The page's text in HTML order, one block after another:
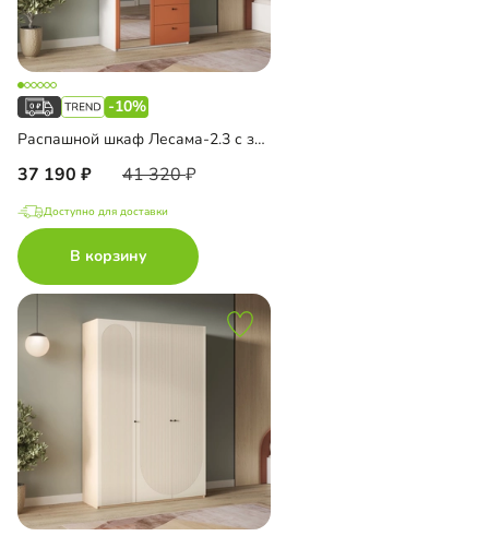
-10%
Распашной шкаф Лесама-2.3 с зеркалом
37 190 41 320
Доступно для доставки
В корзину